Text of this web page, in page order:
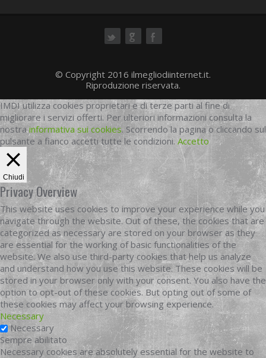
© Copyright 2016 ilmegliodiinternet.it.
Riproduzione riservata.
IMDI utilizza cookies proprietari e di terze parti al fine di
migliorare i servizi offerti. Per ulteriori informazioni consulta la
nostrainformativa sui cookies. Scorrendo la pagina o cliccando sul
pulsante a fianco accetti tutte le condizioni. Accetto
Chiudi
Privacy Overview
This website uses cookies to improve your experience while you
navigate through the website. Out of these, the cookies that are
categorized as necessary are stored on your browser as they
are essential for the working of basic functionalities of the
website. We also use third-party cookies that help us analyze
and understand how you use this website. These cookies will be
stored in your browser only with your consent. You also have the
option to opt-out of these cookies. But opting out of some of
these cookies may affect your browsing experience.
Necessary
Necessary
Sempre abilitato
Necessary cookies are absolutely essential for the website to